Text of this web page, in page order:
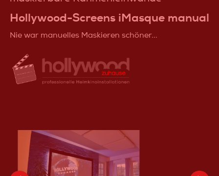
Hollywood-Screens iMasque manual
Nie war manuelles Maskieren schöner...